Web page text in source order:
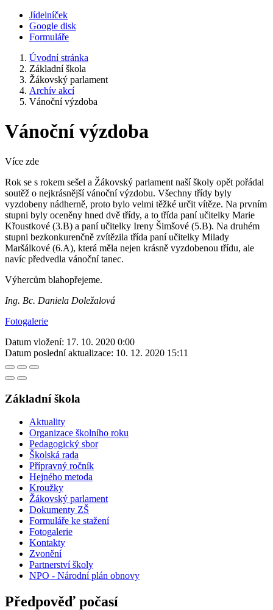
Jídelníček
Google disk
Formuláře
Úvodní stránka
Základní škola
Žákovský parlament
Archív akcí
Vánoční výzdoba
Vánoční výzdoba
Více zde
Rok se s rokem sešel a Žákovský parlament naší školy opět pořádal
soutěž o nejkrásnější vánoční výzdobu. Všechny třídy byly
vyzdobeny nádherně, proto bylo velmi těžké určit vítěze. Na prvním
stupni byly oceněny hned dvě třídy, a to třída paní učitelky Marie
Křoustkové (3.B) a paní učitelky Ireny Šimšové (5.B). Na druhém
stupni bezkonkurenčně zvítězila třída paní učitelky Milady
Maršálkové (6.A), která měla nejen krásně vyzdobenou třídu, ale
navíc předvedla vánoční tanec.
Výhercům blahopřejeme.
Ing. Bc. Daniela Doležalová
Fotogalerie
Datum vložení: 17. 10. 2020 0:00
Datum poslední aktualizace: 10. 12. 2020 15:11
Základní škola
Aktuality
Organizace školního roku
Pedagogický sbor
Školská rada
Přípravný ročník
Hejného metoda
Kroužky
Žákovský parlament
Dokumenty ZŠ
Formuláře ke stažení
Fotogalerie
Kontakty
Zvonění
Partnerství školy
NPO - Národní plán obnovy
Předpověď počasí